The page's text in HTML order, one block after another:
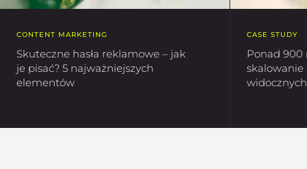
CONTENT MARKETING
Skuteczne hasła reklamowe – jak
je pisać? 5 najważniejszych
elementów
CASE STUDY
Ponad 900